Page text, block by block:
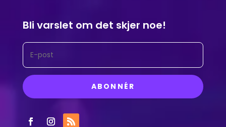
Bli varslet om det skjer noe!
ABONNÉR